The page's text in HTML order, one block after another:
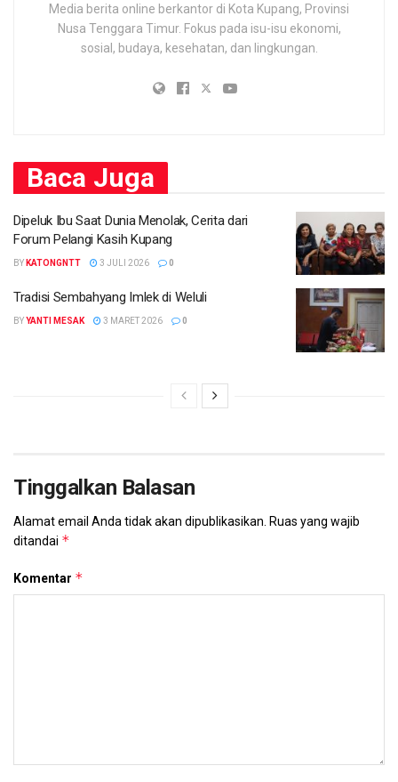
Media berita online berkantor di Kota Kupang, Provinsi
Nusa Tenggara Timur. Fokus pada isu-isu ekonomi,
sosial, budaya, kesehatan, dan lingkungan.
Baca Juga
Dipeluk Ibu Saat Dunia Menolak, Cerita dari
Forum Pelangi Kasih Kupang
BY KATONGNTT 3 JULI 2026 0
Tradisi Sembahyang Imlek di Weluli
BYYANTI MESAK 3 MARET 2026 0
Tinggalkan Balasan
Alamat email Anda tidak akan dipublikasikan. Ruas yang wajib
ditandai *
Komentar *